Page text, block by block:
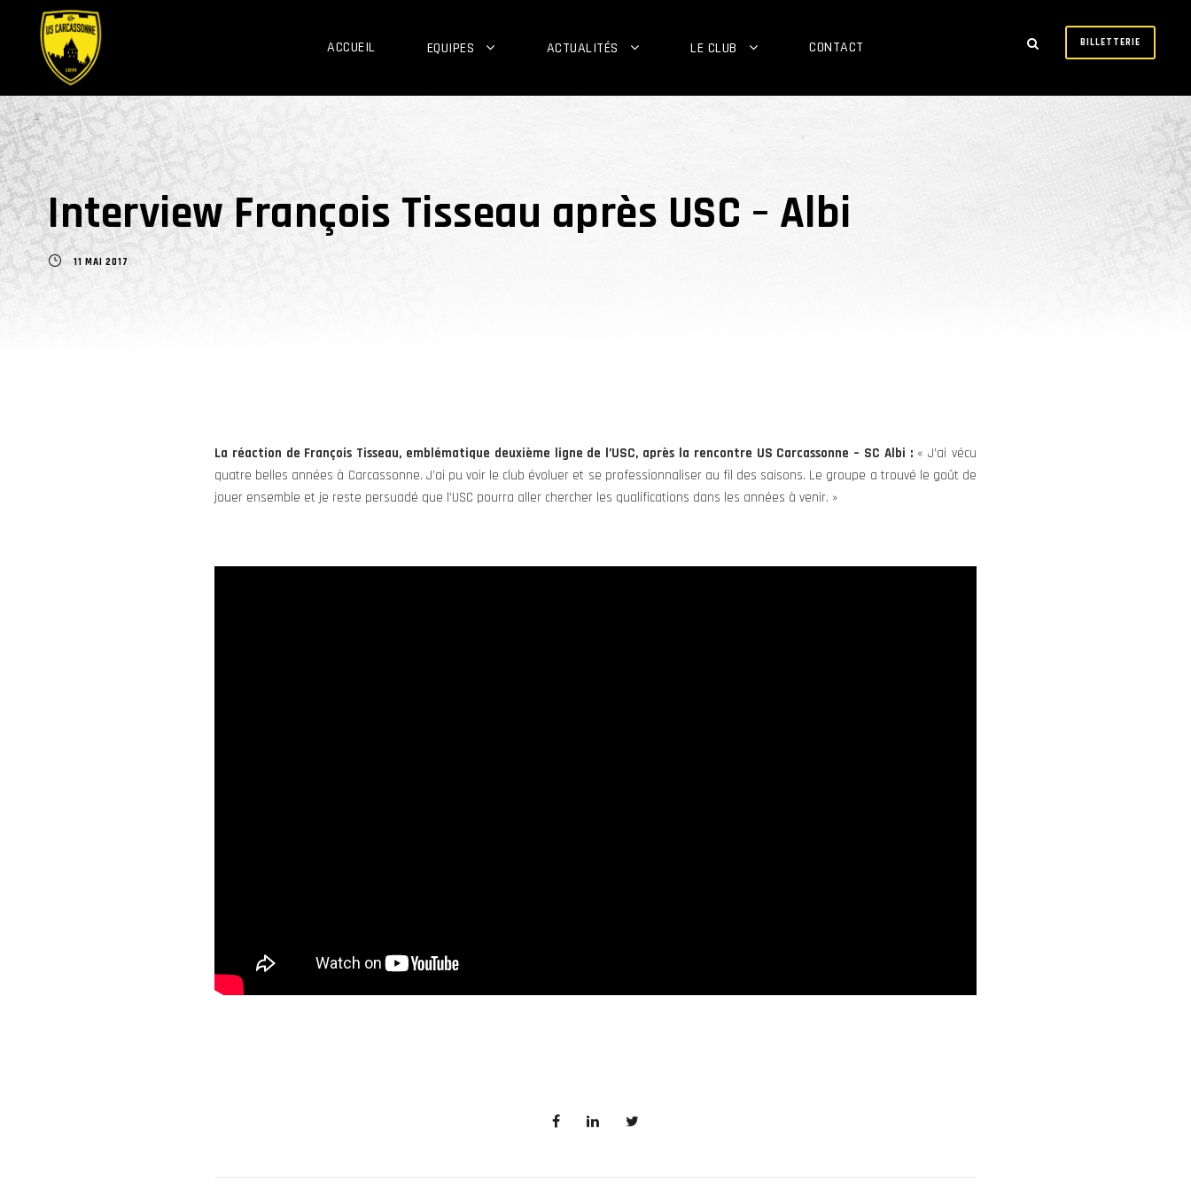
ACCUEIL EQUIPES ACTUALITÉS LE CLUB CONTACT BILLETTERIE
Interview François Tisseau après USC – Albi
11 MAI 2017
La réaction de François Tisseau, emblématique deuxième ligne de l’USC, après la rencontre US Carcassonne – SC Albi :« J’ai vécu
quatre belles années à Carcassonne. J’ai pu voir le club évoluer et se professionnaliser au fil des saisons. Le groupe a trouvé le goût de
jouer ensemble et je reste persuadé que l’USC pourra aller chercher les qualifications dans les années à venir. »